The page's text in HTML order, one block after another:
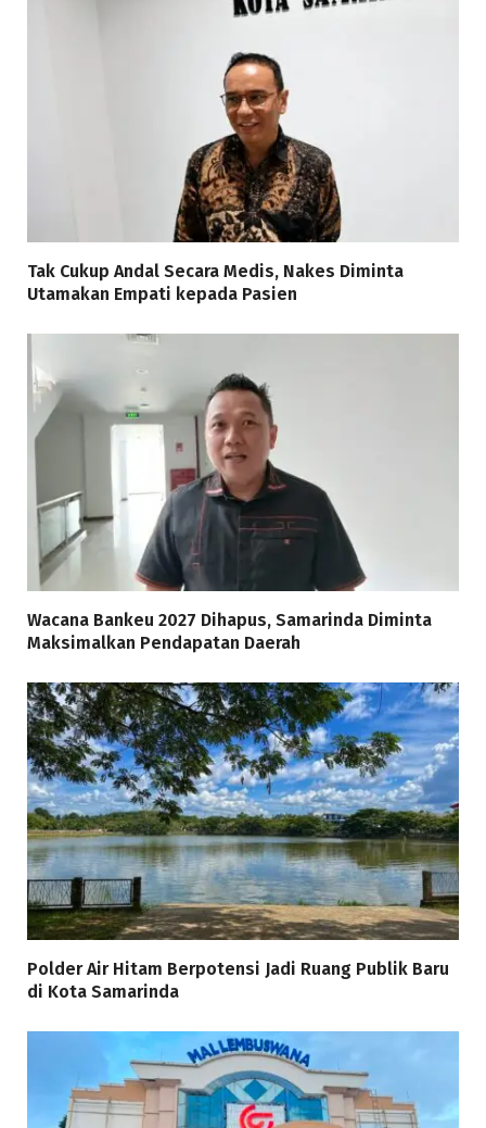
Tak Cukup Andal Secara Medis, Nakes Diminta
Utamakan Empati kepada Pasien
Wacana Bankeu 2027 Dihapus, Samarinda Diminta
Maksimalkan Pendapatan Daerah
Polder Air Hitam Berpotensi Jadi Ruang Publik Baru
di Kota Samarinda